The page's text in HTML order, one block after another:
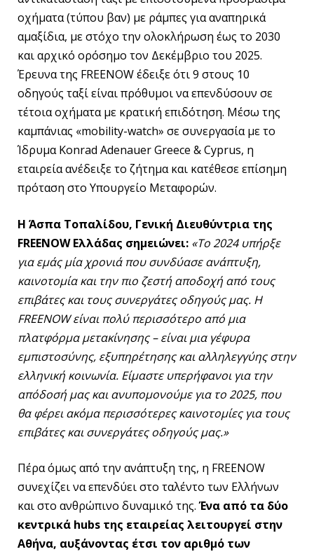
οχήματα (τύπου βαν) με ράμπες για αναπηρικά
αμαξίδια, με στόχο την ολοκλήρωση έως το 2030
και αρχικό ορόσημο τον Δεκέμβριο του 2025.
Έρευνα της FREENOW έδειξε ότι 9 στους 10
οδηγούς ταξί είναι πρόθυμοι να επενδύσουν σε
τέτοια οχήματα με κρατική επιδότηση. Μέσω της
καμπάνιας «mobility-watch» σε συνεργασία με το
Ίδρυμα Konrad Adenauer Greece & Cyprus, η
εταιρεία ανέδειξε το ζήτημα και κατέθεσε επίσημη
πρόταση στο Υπουργείο Μεταφορών.
Η Άσπα Τοπαλίδου, Γενική Διευθύντρια της
FREENOWΕλλάδας σημειώνει: «Το 2024 υπήρξε
για εμάς μία χρονιά που συνδύασε ανάπτυξη,
καινοτομία και την πιο ζεστή αποδοχή από τους
επιβάτες και τους συνεργάτες οδηγούς μας. Η
FREENOWείναι πολύ περισσότερο από μια
πλατφόρμα μετακίνησης – είναι μια γέφυρα
εμπιστοσύνης, εξυπηρέτησης και αλληλεγγύης στην
ελληνική κοινωνία. Είμαστε υπερήφανοι για την
απόδοσή μας και ανυπομονούμε για το 2025, που
θα φέρει ακόμα περισσότερες καινοτομίες για τους
επιβάτες και συνεργάτες οδηγούς μας.»
Πέρα όμως από την ανάπτυξη της, η FREENOW
συνεχίζει να επενδύει στο ταλέντο των Ελλήνων
και στο ανθρώπινο δυναμικό της.Ένα από τα δύο
κεντρικά hubs της εταιρείας λειτουργεί στην
Αθήνα, αυξάνοντας έτσι τον αριθμό των